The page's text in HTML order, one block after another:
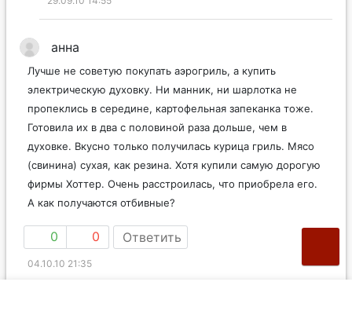
анна
Лучше не советую покупать аэрогриль, а купить
электрическую духовку. Ни манник, ни шарлотка не
пропеклись в середине, картофельная запеканка тоже.
Готовила их в два с половиной раза дольше, чем в
духовке. Вкусно только получилась курица гриль. Мясо
(свинина) сухая, как резина. Хотя купили самую дорогую
фирмы Хоттер. Очень расстроилась, что приобрела его.
А как получаются отбивные?
0 0 Ответить
04.10.10 21:35